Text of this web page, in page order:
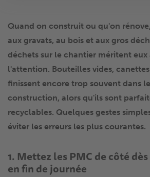
Quand on construit ou qu'on
aux gravats, au bois et aux gros
déchets sur le chantier méritent eux
l'attention. Bouteilles vides,
finissent encore trop souvent dans
construction, alors qu'ils sont
recyclables. Quelques gestes
éviter les erreurs les plus courantes.
1. Mettez les PMC de côté
en fin de journée